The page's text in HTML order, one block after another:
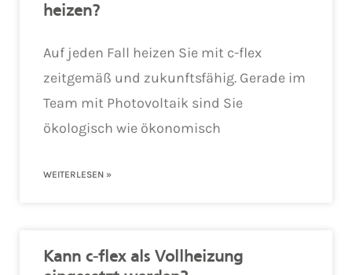
heizen?
Auf jeden Fall heizen Sie mit c-flex
zeitgemäß und zukunftsfähig. Gerade im
Team mit Photovoltaik sind Sie
ökologisch wie ökonomisch
WEITERLESEN »
Kann c-flex als Vollheizung